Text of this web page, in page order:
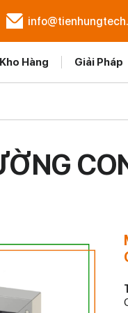
Kho Hàng Giải Pháp